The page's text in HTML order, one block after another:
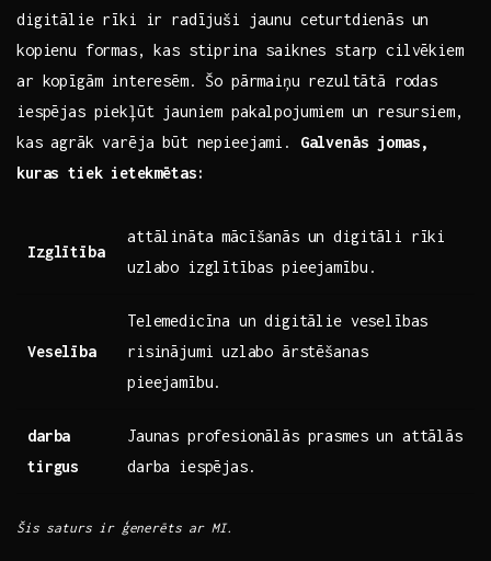
digitālie rīki ir radījuši jaunu ceturtdienās‍ un
kopienu formas, kas‍ stiprina saiknes starp cilvēkiem
ar kopīgām interesēm. Šo ⁢pārmaiņu rezultātā rodas ​
iespējas piekļūt jauniem pakalpojumiem⁣ un resursiem,
kas agrāk varēja būt nepieejami. Galvenās jomas,
‍kuras tiek⁤ ietekmētas:
Izglītība
attālināta ‍mācīšanās‍ un digitāli rīki
uzlabo izglītības pieejamību.
Veselība
Telemedicīna un⁤ digitālie veselības
risinājumi⁤ uzlabo ārstēšanas
pieejamību.
darba
tirgus
Jaunas profesionālās prasmes un attālās
darba iespējas.
Šis saturs ir ģenerēts ar ⁤MI.